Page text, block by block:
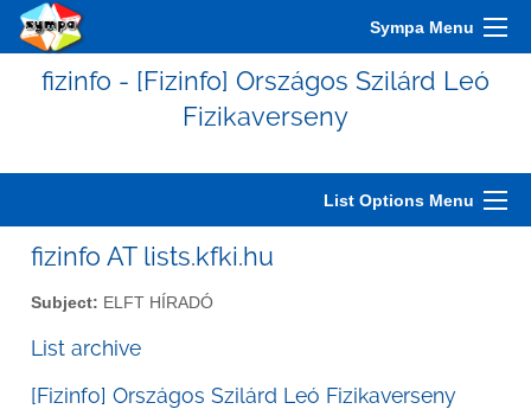
Sympa Menu
fizinfo - [Fizinfo] Országos Szilárd Leó
Fizikaverseny
List Options Menu
fizinfo AT lists.kfki.hu
Subject: ELFT HÍRADÓ
List archive
[Fizinfo] Országos Szilárd Leó Fizikaverseny